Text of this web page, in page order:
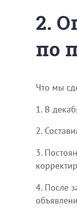
2.
по
Что мы
1. В
2.
3.
4. После